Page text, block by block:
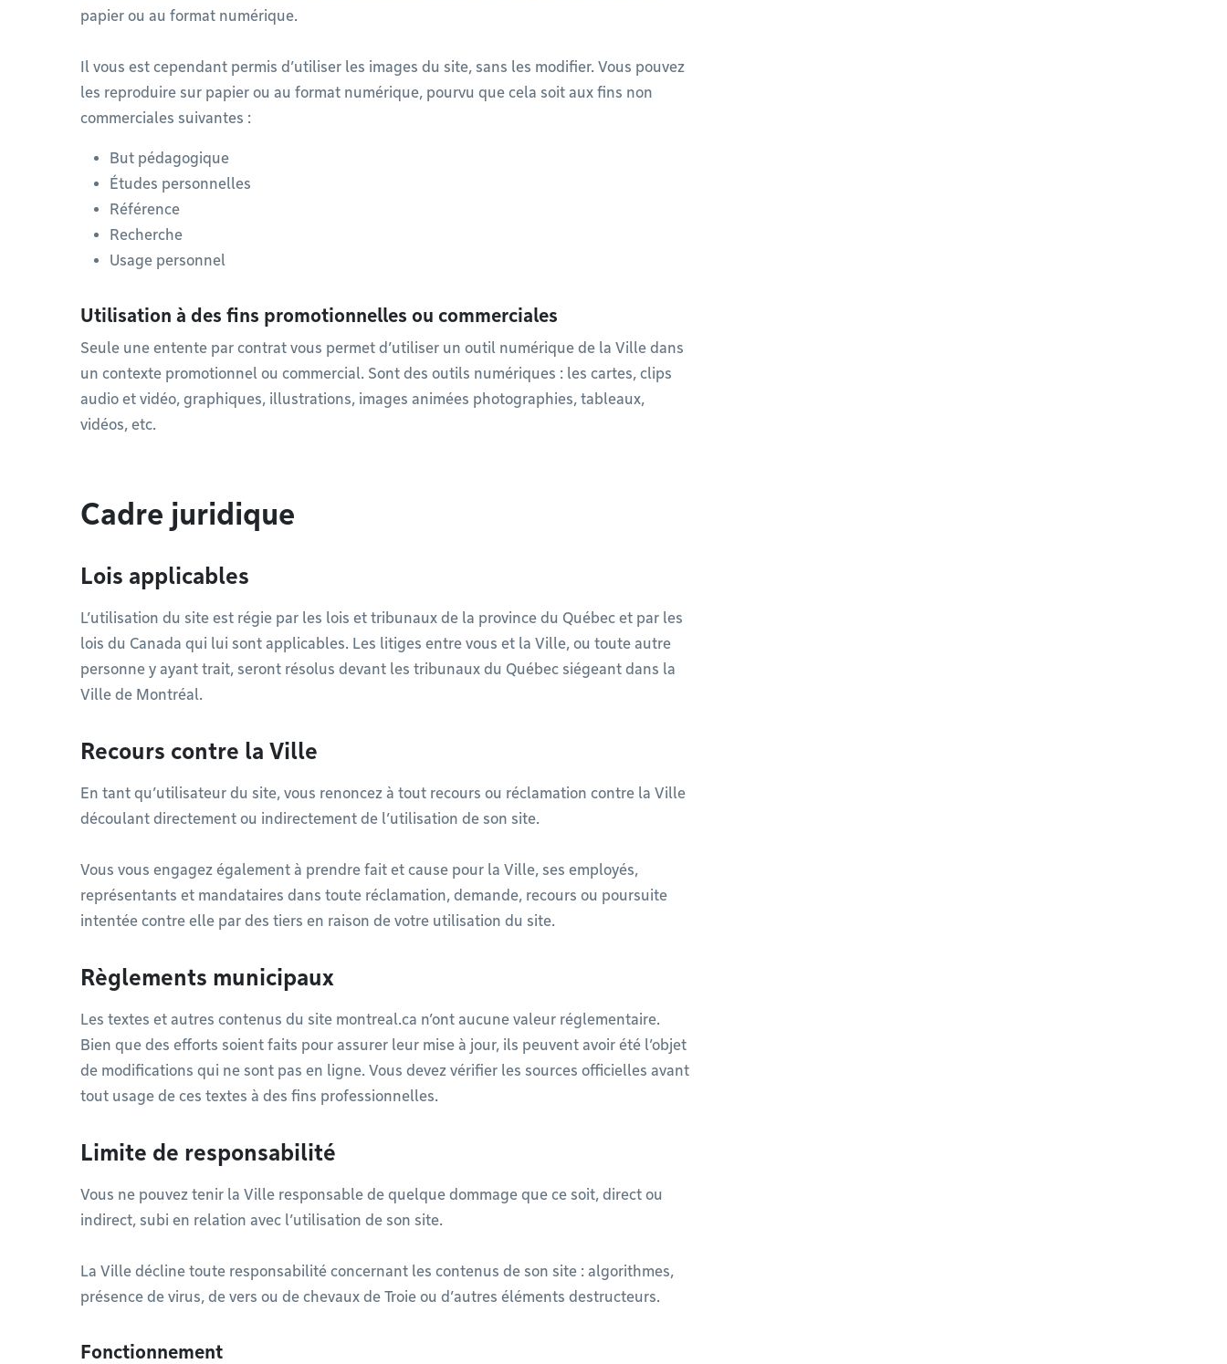
papier ou au format numérique.
Il vous est cependant permis d’utiliser les images du site, sans les modifier. Vous pouvez
les reproduire sur papier ou au format numérique, pourvu que cela soit aux fins non
commerciales suivantes :
But pédagogique
Études personnelles
Référence
Recherche
Usage personnel
Utilisation à des fins promotionnelles ou commerciales
Seule une entente par contrat vous permet d’utiliser un outil numérique de la Ville dans
un contexte promotionnel ou commercial. Sont des outils numériques : les cartes, clips
audio et vidéo, graphiques, illustrations, images animées photographies, tableaux,
vidéos, etc.
Cadre juridique
Lois applicables
L’utilisation du site est régie par les lois et tribunaux de la province du Québec et par les
lois du Canada qui lui sont applicables. Les litiges entre vous et la Ville, ou toute autre
personne y ayant trait, seront résolus devant les tribunaux du Québec siégeant dans la
Ville de Montréal.
Recours contre la Ville
En tant qu’utilisateur du site, vous renoncez à tout recours ou réclamation contre la Ville
découlant directement ou indirectement de l’utilisation de son site.
Vous vous engagez également à prendre fait et cause pour la Ville, ses employés,
représentants et mandataires dans toute réclamation, demande, recours ou poursuite
intentée contre elle par des tiers en raison de votre utilisation du site.
Règlements municipaux
Les textes et autres contenus du site montreal.ca n’ont aucune valeur réglementaire.
Bien que des efforts soient faits pour assurer leur mise à jour, ils peuvent avoir été l’objet
de modifications qui ne sont pas en ligne. Vous devez vérifier les sources officielles avant
tout usage de ces textes à des fins professionnelles.
Limite de responsabilité
Vous ne pouvez tenir la Ville responsable de quelque dommage que ce soit, direct ou
indirect, subi en relation avec l’utilisation de son site.
La Ville décline toute responsabilité concernant les contenus de son site : algorithmes,
présence de virus, de vers ou de chevaux de Troie ou d’autres éléments destructeurs.
Fonctionnement